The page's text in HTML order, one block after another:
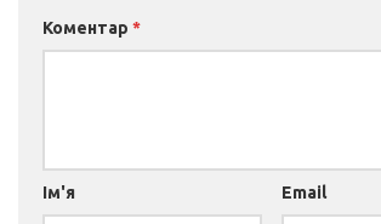
Коментар *
Ім'я Email